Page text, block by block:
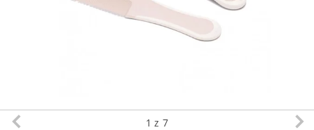
1 z 7